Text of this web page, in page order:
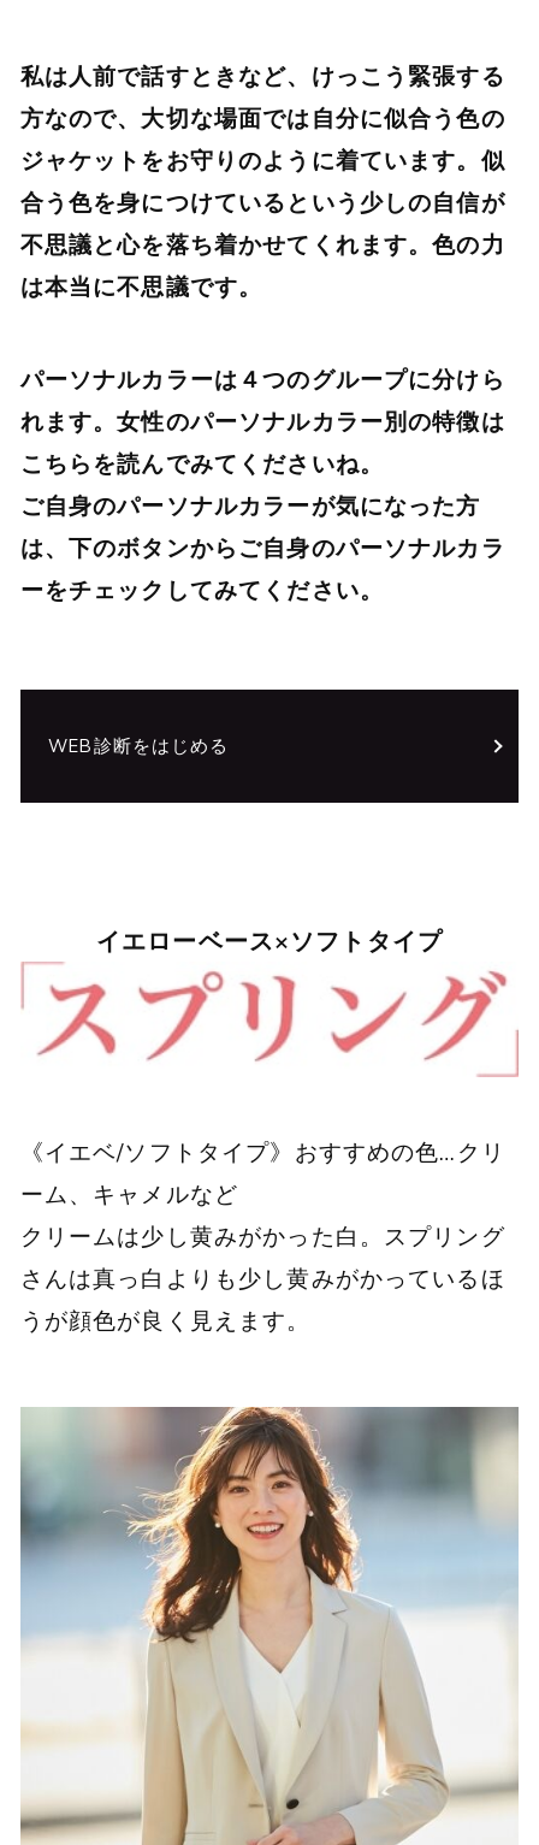
私は人前で話すときなど、けっこう緊張する
方なので、大切な場面では自分に似合う色の
ジャケットをお守りのように着ています。似
合う色を身につけているという少しの自信が
不思議と心を落ち着かせてくれます。色の力
は本当に不思議です。
パーソナルカラーは４つのグループに分けら
れます。女性のパーソナルカラー別の特徴は
こちら を読んでみてくださいね。
ご自身のパーソナルカラーが気になった方
は、下のボタンからご自身のパーソナルカラ
ーをチェックしてみてください。
WEB診断をはじめる
イエローベース×ソフトタイプ
《イエベ/ソフトタイプ》おすすめの色…クリ
ーム、キャメルなど
クリームは少し黄みがかった白。スプリング
さんは真っ白よりも少し黄みがかっているほ
うが顔色が良く見えます。